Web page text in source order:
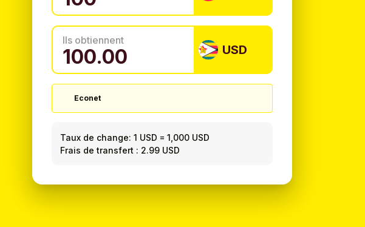
Ils obtiennent
USD
Econet
Taux de change: 1 USD =1,000 USD
Frais de transfert : 2.99 USD